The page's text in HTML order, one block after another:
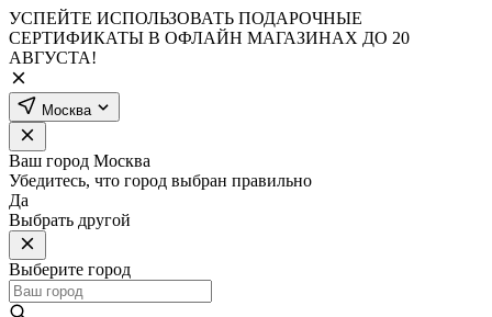
УСПЕЙТЕ ИСПОЛЬЗОВАТЬ ПОДАРОЧНЫЕ
СЕРТИФИКАТЫ В ОФЛАЙН МАГАЗИНАХ ДО 20
АВГУСТА!
Москва
Ваш город Москва
Убедитесь, что город выбран правильно
Да
Выбрать другой
Выберите город